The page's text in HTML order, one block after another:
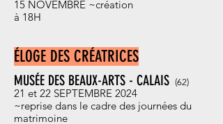
15 NOVEMBRE ~création
à 18H
ÉLOGE DES CRÉATRICES
MUSÉE DES BEAUX-ARTS - CALAIS (62)
21 et 22 SEPTEMBRE 2024
~reprise dans le cadre des journées du
matrimoine